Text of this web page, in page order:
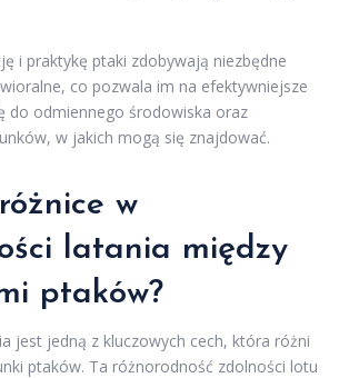
i praktykę ptaki zdobywają niezbędne
co pozwala im na efektywniejsze
do odmiennego środowiska oraz
w jakich mogą się znajdować.
w
latania między
ptaków?
jest jedną z kluczowych cech, która różni
ptaków. Ta różnorodność zdolności lotu